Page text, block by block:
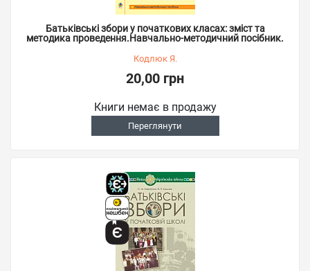
Батьківські збори у початкових класах: зміст та
методика проведення.Навчально-методичний посібник.
Кодлюк Я.
20,00 грн
Книги немає в продажу
Переглянути